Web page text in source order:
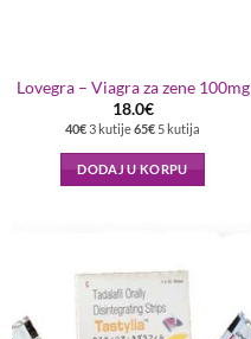
Lovegra – Viagra za zene 100mg
18.0€
40€3 kutije65€ 5 kutija
DODAJ U KORPU